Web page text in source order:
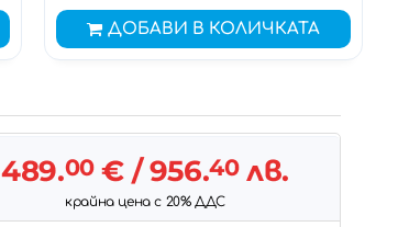
ДОБАВИ В КОЛИЧКАТА
489.00€ / 956.40лв.
крайна цена с 20% ДДС